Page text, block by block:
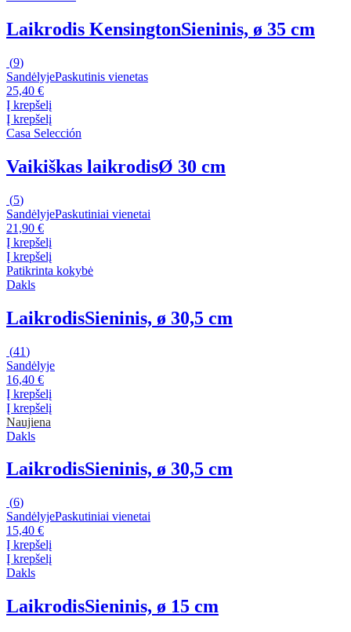
Laikrodis KensingtonSieninis, ø 35 cm
(9)
SandėlyjePaskutinis vienetas
25,40 €
Į krepšelį
Į krepšelį
Casa Selección
Vaikiškas laikrodisØ 30 cm
(5)
SandėlyjePaskutiniai vienetai
21,90 €
Į krepšelį
Į krepšelį
Patikrinta kokybė
Dakls
LaikrodisSieninis, ø 30,5 cm
(41)
Sandėlyje
16,40 €
Į krepšelį
Į krepšelį
Naujiena
Dakls
LaikrodisSieninis, ø 30,5 cm
(6)
SandėlyjePaskutiniai vienetai
15,40 €
Į krepšelį
Į krepšelį
Dakls
LaikrodisSieninis, ø 15 cm